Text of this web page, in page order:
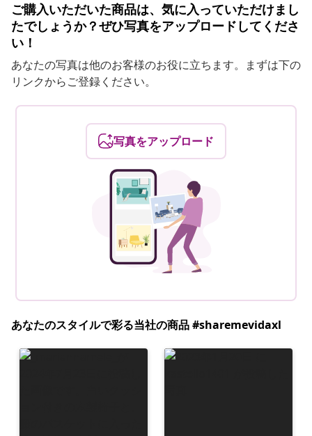
ご購入いただいた商品は、気に入っていただけまし
たでしょうか？ぜひ写真をアップロードしてくださ
い！
あなたの写真は他のお客様のお役に立ちます。まずは下の
リンクからご登録ください。
写真をアップロード
あなたのスタイルで彩る当社の商品 #sharemevidaxl